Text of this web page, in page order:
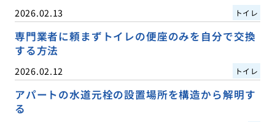
2026.02.13 トイレ
専門業者に頼まずトイレの便座のみを自分で交換
する方法
2026.02.12 トイレ
アパートの水道元栓の設置場所を構造から解明す
る